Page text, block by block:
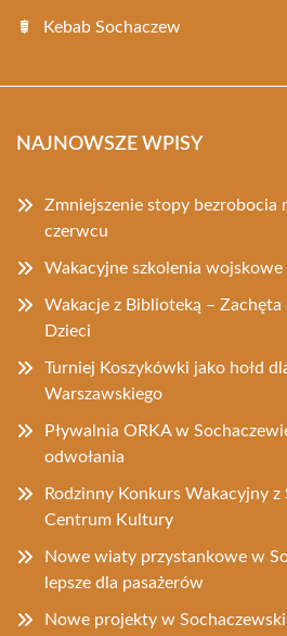
Kebab Sochaczew
NAJNOWSZE WPISY
Zmniejszenie stopy bezrobocia
czerwcu
Wakacyjne szkolenia
Wakacje z Biblioteką –
Dzieci
Turniej Koszykówki jako hołd
Warszawskiego
Pływalnia ORKA w
odwołania
Rodzinny Konkurs Wakacyjny z
Centrum Kultury
Nowe wiaty przystankowe w
lepsze dla pasażerów
Nowe projekty w